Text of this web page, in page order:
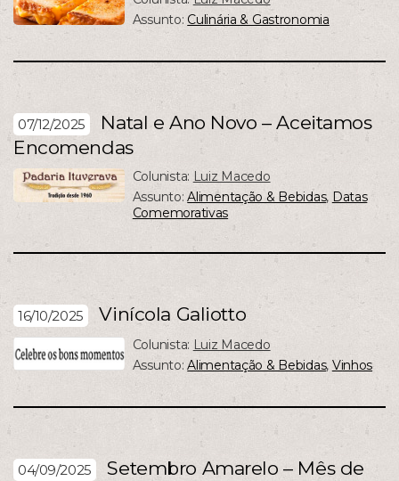
Assunto: Culinária & Gastronomia
07/12/2025
Natal e Ano Novo – Aceitamos
Encomendas
Colunista: Luiz Macedo
Assunto:Alimentação & Bebidas, Datas
Comemorativas
16/10/2025 Vinícola Galiotto
Colunista: Luiz Macedo
Assunto:Alimentação & Bebidas, Vinhos
04/09/2025
Setembro Amarelo – Mês de